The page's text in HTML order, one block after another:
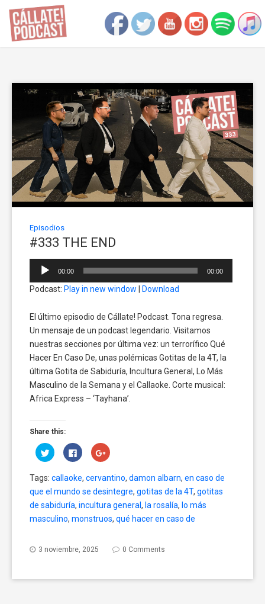
Episodios
#333 THE END
Reproductor
audio
00:00 00:00
Podcast: Play in new window | Download
El último episodio de Cállate! Podcast. Tona regresa.
Un mensaje de un podcast legendario. Visitamos
nuestras secciones por última vez: un terrorífico Qué
Hacer En Caso De, unas polémicas Gotitas de la 4T, la
última Gotita de Sabiduría, Incultura General, Lo Más
Masculino de la Semana y el Callaoke. Corte musical:
Africa Express – ‘Tayhana’.
Share this:
Click
to
share
Twitter
(Opens
in
new
window)
Click
to
share
Facebook
(Opens
in
new
window)
Click
to
Google+
(Opens
in
window)
Tags: callaoke, cervantino, damon albarn, en caso de
que el mundo se desintegre, gotitas de la 4T, gotitas
de sabiduría, incultura general, la rosalía, lo más
masculino, monstruos, qué hacer en caso de
3 noviembre, 2025 0 Comments